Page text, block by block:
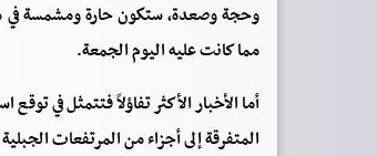
وحجة وصعدة، ستكون حارة ومشمسة في
مما كانت عليه اليوم الجمعة.
أما الأخبار الأكثر تفاؤلاً فتتمثل في
المتفرقة إلى أجزاء من المرتفعات